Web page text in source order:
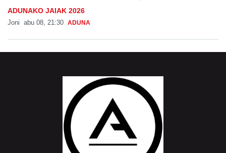
ADUNAKO JAIAK 2026
Joni abu 08, 21:30 ADUNA